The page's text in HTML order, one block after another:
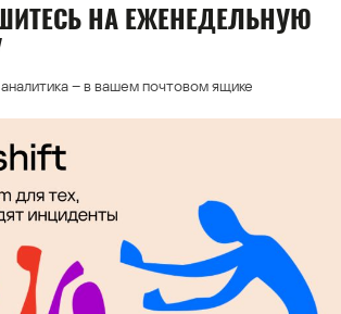
НА ЕЖЕНЕДЕЛЬНУЮ
– в вашем почтовом ящике